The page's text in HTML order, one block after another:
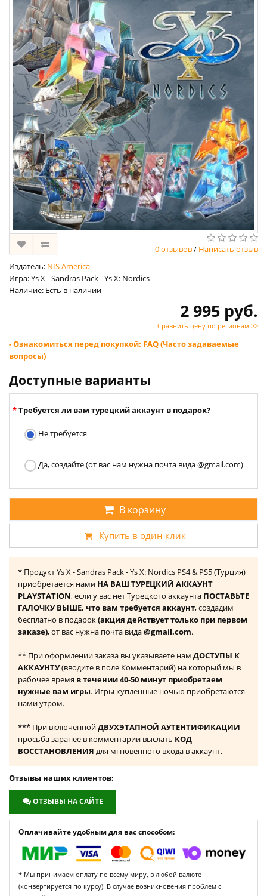
0 отзывов/ Написать отзыв
Издатель: NIS America
Игра: Ys X - Sandras Pack - Ys X: Nordics
Наличие: Есть в наличии
2 995 руб.
Сравнить цену по регионам >>
- Ознакомиться перед покупкой: FAQ (Часто задаваемые
вопросы)
Доступные варианты
Требуется ли вам турецкий аккаунт в подарок?
Не требуется
Да, создайте (от вас нам нужна почта вида @gmail.com)
В корзину
Купить в один клик
* Продукт Ys X - Sandras Pack - Ys X: Nordics PS4 & PS5 (Турция)
приобретается нами НА ВАШ ТУРЕЦКИЙ АККАУНТ
PLAYSTATION, если у вас нет Турецкого аккаунта ПОСТАВЬТЕ
ГАЛОЧКУ ВЫШЕ, что вам требуется аккаунт, создадим
бесплатно в подарок(акция действует только при первом
заказе), от вас нужна почта вида@gmail.com.
** При оформлении заказа вы указываете нам ДОСТУПЫ К
АККАУНТУ(вводите в поле Комментарий) на который мы в
рабочее время в течении 40-50 минут приобретаем
нужные вам игры. Игры купленные ночью приобретаются
нами утром.
*** При включеннойДВУХЭТАПНОЙ АУТЕНТИФИКАЦИИ
просьба заранее в комментарии выслать КОД
ВОССТАНОВЛЕНИЯ для мгновенного входа в аккаунт.
Отзывы наших клиентов:
ОТЗЫВЫ НА САЙТЕ
Оплачивайте удобным для вас способом:
* Мы принимаем оплату по всему миру, в любой валюте
(конвертируется по курсу). В случае возникновения проблем с